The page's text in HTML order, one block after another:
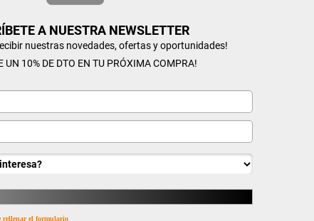
A NUESTRA NEWSLETTER
nuestras novedades, ofertas y oportunidades!
UN 10% DE DTO EN TU PRÓXIMA COMPRA!
rellenar el formulario